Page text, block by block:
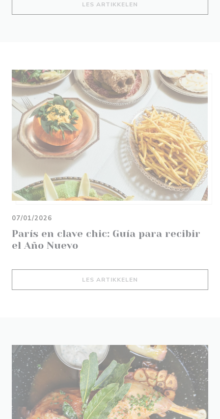
LES ARTIKKELEN
París en clave chic: Guía para recibir
el Año Nuevo
07/01/2026
LES ARTIKKELEN